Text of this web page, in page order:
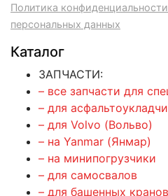
Политика
персональных данных
Каталог
ЗАПЧАСТИ:
– все запчасти для
– для
– для Volvo (Вольво)
– на Yanmar (Янмар)
– на минипогрузчики
– для самосвалов
– для башенных кранов